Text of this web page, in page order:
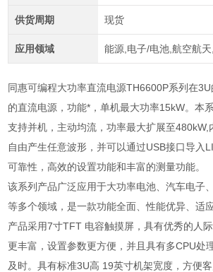
供货周期 现货
应用领域 能源,电子/电池,航空航
同惠可编程大功率直流电源TH6600P系列在
的直流电源，功能*，单机最大功率15kW。本
支持并机，主动均流，功率最大扩展至480kW,
自由产生任意波形，并可以通过USB接口导入
可靠性，高效的设置功能和丰富的测量功能。
该系列产品广泛应用于大功率电池、汽车电子
等多个领域，是一款功能全面、性能优异、适
产品采用7寸TFT 电容触摸屏，具有优秀的人
更丰富，设置参数更方便，并且具有多CPU处
及时。具有标准3U高 19英寸机架宽度，方便